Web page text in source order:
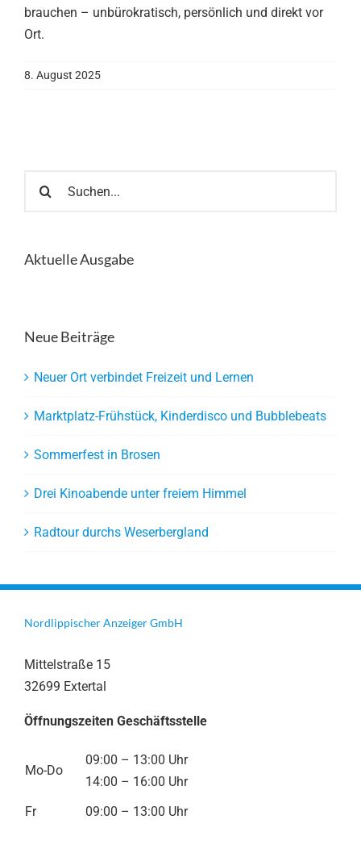
brauchen – unbürokratisch, persönlich und direkt vor
Ort.
8. August 2025
nach:
Aktuelle Ausgabe
Neue Beiträge
Neuer Ort verbindet Freizeit und Lernen
Marktplatz-Frühstück, Kinderdisco und Bubblebeats
Sommerfest in Brosen
Drei Kinoabende unter freiem Himmel
Radtour durchs Weserbergland
Nordlippischer Anzeiger GmbH
Mittelstraße 15
32699 Extertal
Öffnungszeiten Geschäftsstelle
Mo-Do
09:00 – 13:00 Uhr
14:00 – 16:00 Uhr
Fr
09:00 – 13:00 Uhr